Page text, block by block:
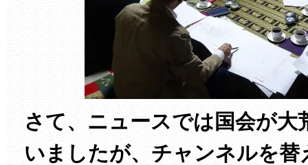
さて、ニュースでは国会が大
いましたが、チャンネルを替